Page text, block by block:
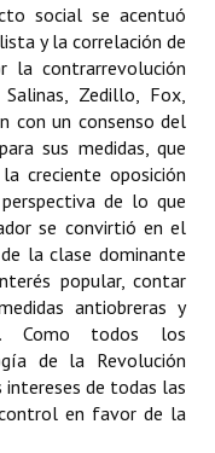
social se acentuó
y la correlación de
la contrarrevolución
Zedillo, Fox,
con un consenso del
sus medidas, que
creciente oposición
de lo que
se convirtió en el
la clase dominante
popular, contar
antiobreras y
Como todos los
de la Revolución
intereses de todas las
en favor de la